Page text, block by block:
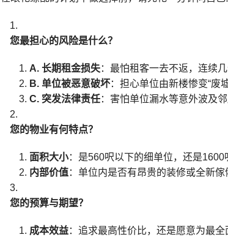
您最担心的风险是什么？
A. 长期租金损失：最怕租客一去不返，连续几
B. 单位被恶意破坏：担心单位由新楼惨变“废
C. 突发法律责任：害怕单位漏水等意外波及
您的物业有何特点？
面积大小：是560呎以下的细单位，还是1600
内部价值：单位内是否有昂贵的装修或全新傢
您的预算与期望？
成本效益：追求最高性价比，还是愿意为最全